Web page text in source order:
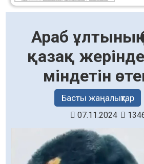
Араб ұлтының
қазақ
міндетін
Басты жаңалықтар
07.11.2024